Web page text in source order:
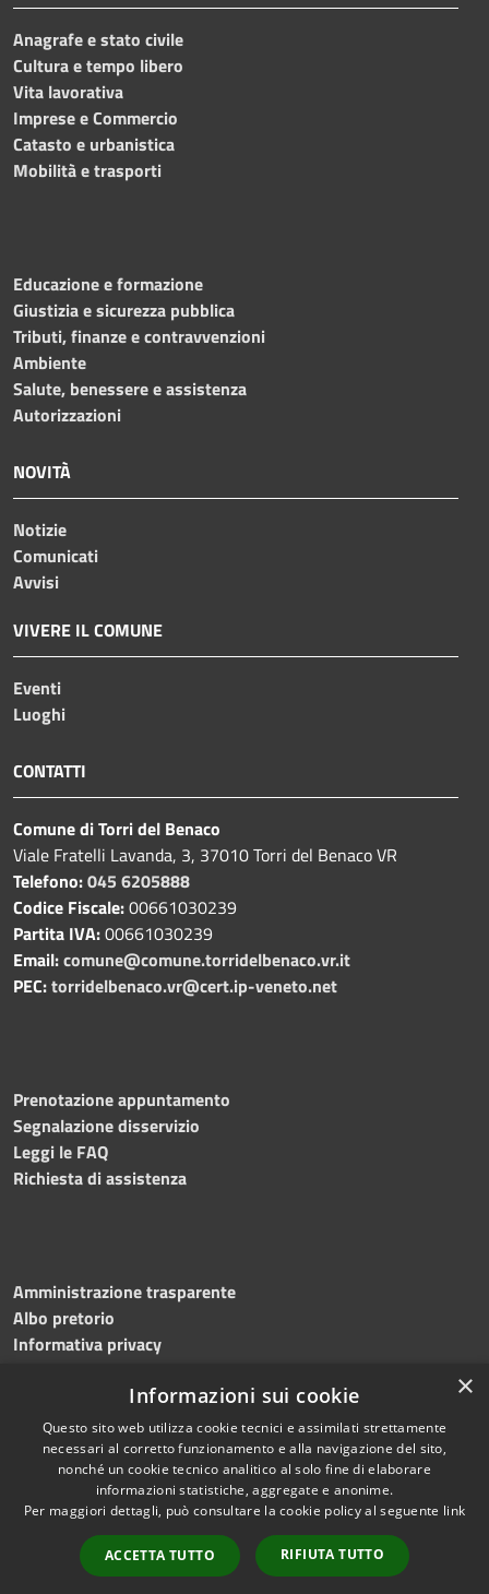
Anagrafe e stato civile
Cultura e tempo libero
Vita lavorativa
Imprese e Commercio
Catasto e urbanistica
Mobilità e trasporti
Educazione e formazione
Giustizia e sicurezza pubblica
Tributi, finanze e contravvenzioni
Ambiente
Salute, benessere e assistenza
Autorizzazioni
NOVITÀ
Notizie
Comunicati
Avvisi
VIVERE IL COMUNE
Eventi
Luoghi
CONTATTI
Comune di Torri del Benaco
Viale Fratelli Lavanda, 3, 37010 Torri del Benaco VR
Telefono:045 6205888
Codice Fiscale:00661030239
Partita IVA:00661030239
Email:comune@comune.torridelbenaco.vr.it
PEC:torridelbenaco.vr@cert.ip-veneto.net
Prenotazione appuntamento
Segnalazione disservizio
Leggi le FAQ
Richiesta di assistenza
Amministrazione trasparente
Albo pretorio
Informativa privacy
Dichiarazione di accessibilità
RSS
Accessibilità
Copyright © 2023 •
Comune di
Benaco • Powered
byMunicipium•Redazione
×
Informazioni sui cookie
Questo sito web utilizza cookie tecnici e assimilati strettamente
necessari al corretto funzionamento e alla navigazione del sito,
nonché un cookie tecnico analitico al solo fine di elaborare
informazioni statistiche, aggregate e anonime.
Per maggiori dettagli, può consultare la cookie policy al seguente link
ACCETTA TUTTO RIFIUTA TUTTO